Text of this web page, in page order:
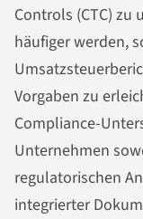
Controls (CTC)
häufiger werden,
Vorgaben zu
Compliance-
Unternehmen
regulatorischen
integrierter